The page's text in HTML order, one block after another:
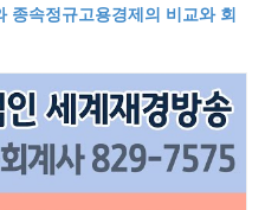
속정규고용경제의 비교와 회